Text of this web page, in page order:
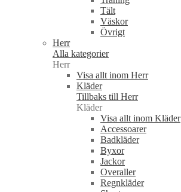
Tält
Väskor
Övrigt
Herr
Alla kategorier
Herr
Visa allt inom Herr
Kläder
Tillbaks till Herr
Kläder
Visa allt inom Kläder
Accessoarer
Badkläder
Byxor
Jackor
Overaller
Regnkläder